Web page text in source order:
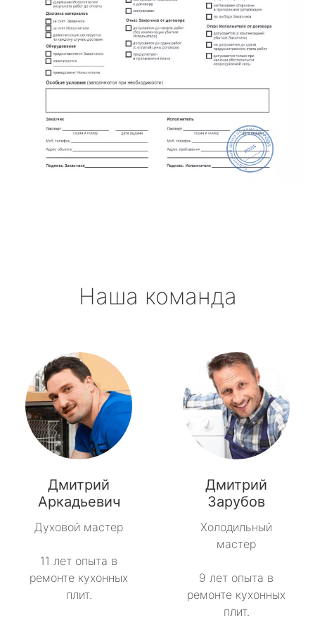
Наша команда
Дмитрий
Аркадьевич
Духовой мастер
11 лет опыта в
ремонте кухонных
плит.
Дмитрий
Зарубов
Холодильный
мастер
9 лет опыта в
ремонте кухонных
плит.